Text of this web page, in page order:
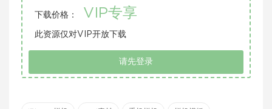
下载价格： VIP专享
此资源仅对VIP开放下载
请先登录